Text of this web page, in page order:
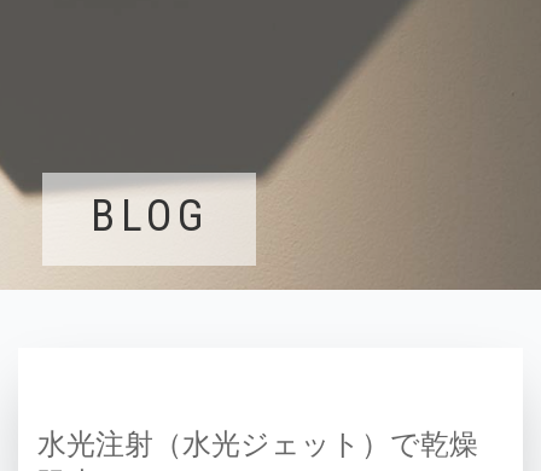
BLOG
水光注射（水光ジェット）で乾燥